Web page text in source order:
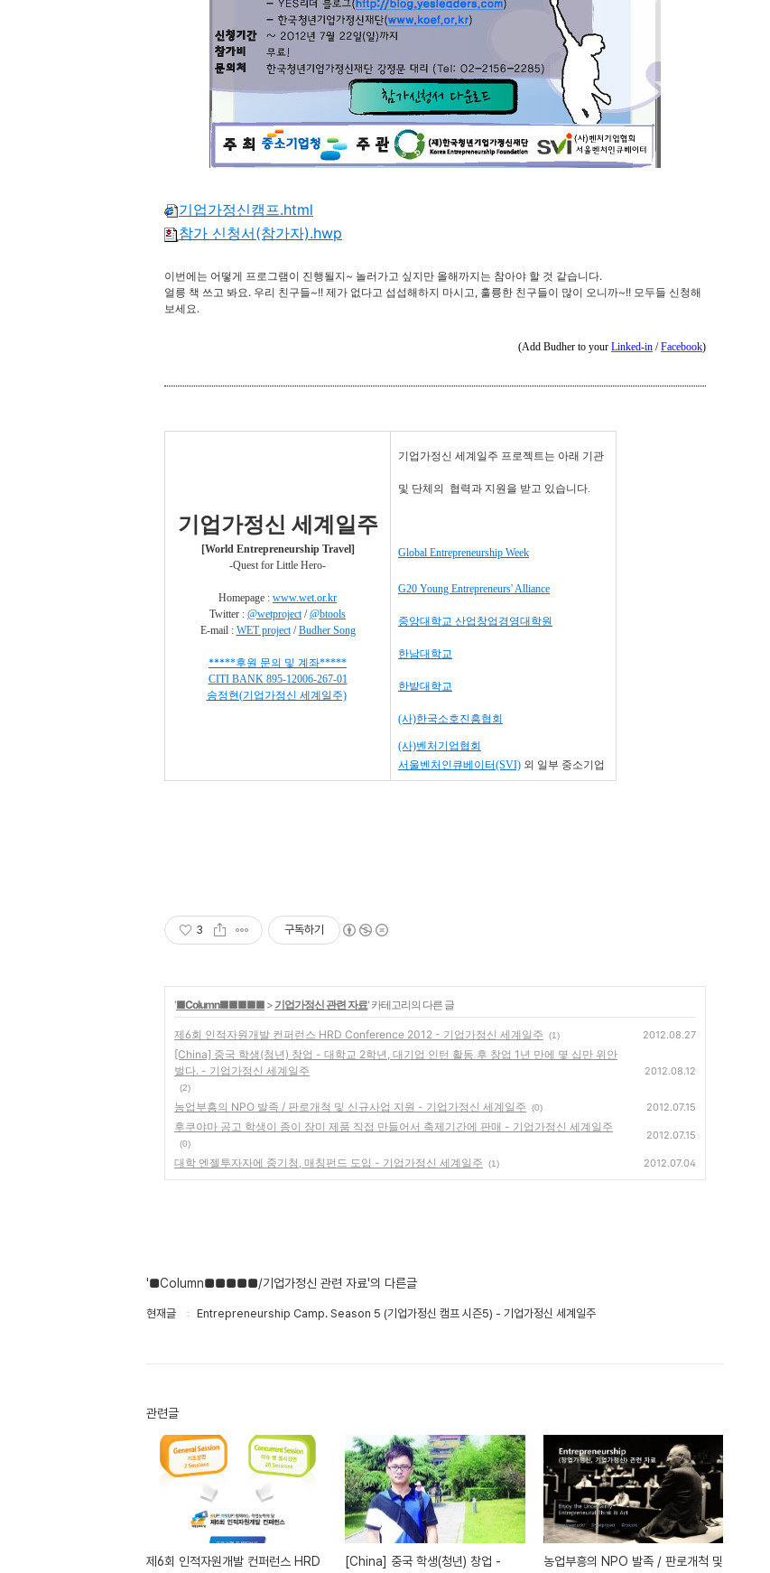
기업가정신캠프.html
참가 신청서(참가자).hwp
이번에는 어떻게 프로그램이 진행될지~ 놀러가고 싶지만 올해까지는 참아야 할 것 같습니다.
얼릉 책 쓰고 봐요. 우리 친구들~!! 제가 없다고 섭섭해하지 마시고, 훌륭한 친구들이 많이 오니까~!! 모두들 신청해
보세요.
(Add Budher to your Linked-in /Facebook)
기업가정신 세계일주
[World Entrepreneurship Travel]
-Quest for Little Hero-
Homepage : www.wet.or.kr
Twitter : @wetproject/@btools
E-mail : WET project/Budher Song
*****후원 문의 및 계좌*****
CITI BANK 895-12006-267-01
송정현(기업가정신 세계일주)
기업가정신 세계일주 프로젝트는 아래 기관
및 단체의 협력과 지원을 받고 있습니다.
Global Entrepreneurship Week
G20 Young Entrepreneurs' Alliance
중앙대학교 산업창업경영대학원
한남대학교
한밭대학교
(사)한국소호진흥협회
(사)벤처기업협회
서울벤처인큐베이터(SVI) 외 일부 중소기업
3 구독하기
'■Column■■■■■ > 기업가정신 관련 자료' 카테고리의 다른 글
제6회 인적자원개발 컨퍼런스 HRD Conference 2012 - 기업가정신 세계일주 (1) 2012.08.27
[China] 중국 학생(청년) 창업 - 대학교 2학년, 대기업 인턴 활동 후 창업 1년 만에 몇 십만 위안
벌다. - 기업가정신 세계일주
(2)
2012.08.12
농업부흥의 NPO 발족 / 판로개척 및 신규사업 지원 - 기업가정신 세계일주 (0) 2012.07.15
후쿠야마 공고 학생이 종이 장미 제품 직접 만들어서 축제기간에 판매 - 기업가정신 세계일주
(0)
2012.07.15
대학 엔젤투자자에 중기청, 매칭펀드 도입 - 기업가정신 세계일주 (1) 2012.07.04
'■Column■■■■■/기업가정신 관련 자료'의 다른글
현재글 Entrepreneurship Camp. Season 5 (기업가정신 캠프 시즌5) - 기업가정신 세계일주
관련글
제6회 인적자원개발 컨퍼런스 HRD
[China] 중국 학생(청년) 창업 -
농업부흥의 NPO 발족 / 판로개척 및